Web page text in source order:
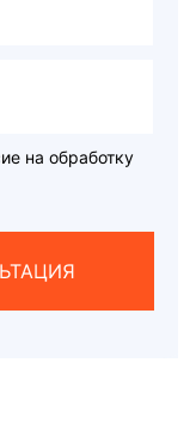
на обработку